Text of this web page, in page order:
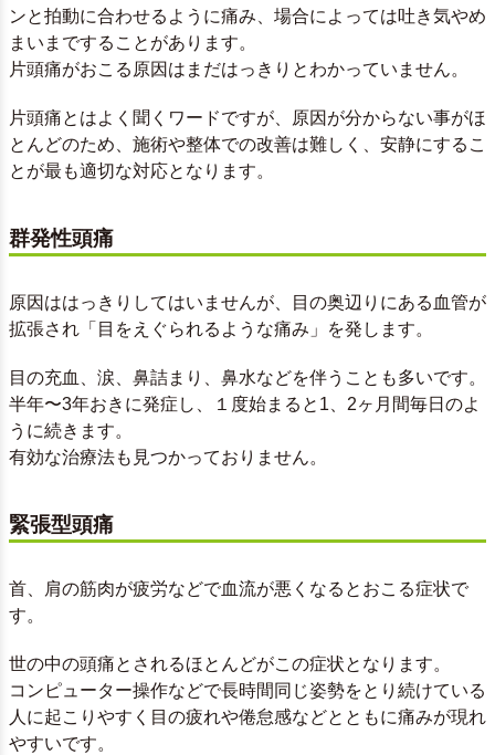
ンと拍動に合わせるように痛み、場合によっては吐き気やめ
まいまですることがあります。
片頭痛がおこる原因はまだはっきりとわかっていません。
片頭痛とはよく聞くワードですが、原因が分からない事がほ
とんどのため、施術や整体での改善は難しく、安静にするこ
とが最も適切な対応となります。
群発性頭痛
原因ははっきりしてはいませんが、目の奥辺りにある血管が
拡張され「目をえぐられるような痛み」を発します。
目の充血、涙、鼻詰まり、鼻水などを伴うことも多いです。
半年〜3年おきに発症し、１度始まると1、2ヶ月間毎日のよ
うに続きます。
有効な治療法も見つかっておりません。
緊張型頭痛
首、肩の筋肉が疲労などで血流が悪くなるとおこる症状で
す。
世の中の頭痛とされるほとんどがこの症状となります。
コンピューター操作などで長時間同じ姿勢をとり続けている
人に起こりやすく目の疲れや倦怠感などとともに痛みが現れ
やすいです。